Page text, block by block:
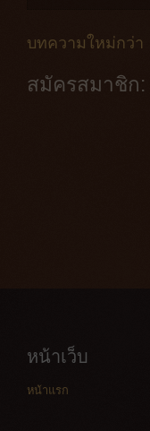
บทความใหม่กว่า
สมัครสมาชิก:
หน้าเว็บ
หน้าแรก